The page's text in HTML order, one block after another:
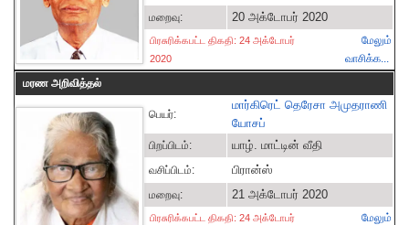
மறைவு: 20 அக்டோபர் 2020
பிரசுரிக்கபட்ட திகதி: 24 அக்டோபர்
2020
மேலும்
வாசிக்க...
மரண அறிவித்தல்
பெயர்:
மார்கிரெட் தெரேசா அமுதராணி
யோசப்
பிறப்பிடம்: யாழ். மாட்டின் வீதி
வசிப்பிடம்: பிரான்ஸ்
மறைவு: 21 அக்டோபர் 2020
பிரசுரிக்கபட்ட திகதி: 24 அக்டோபர்
மேலும்